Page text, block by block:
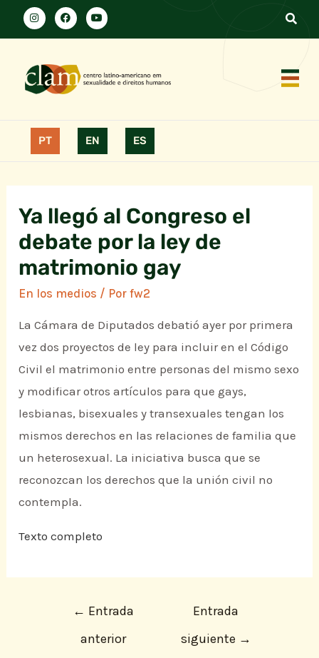
PT EN ES
Ya llegó al Congreso el
debate por la ley de
matrimonio gay
En los medios / Porfw2
La Cámara de Diputados debatió ayer por primera
vez dos proyectos de ley para incluir en el Código
Civil el matrimonio entre personas del mismo sexo
y modificar otros artículos para que gays,
lesbianas, bisexuales y transexuales tengan los
mismos derechos en las relaciones de familia que
un heterosexual. La iniciativa busca que se
reconozcan los derechos que la unión civil no
contempla.
Texto completo
← Entrada
anterior
Entrada
siguiente →